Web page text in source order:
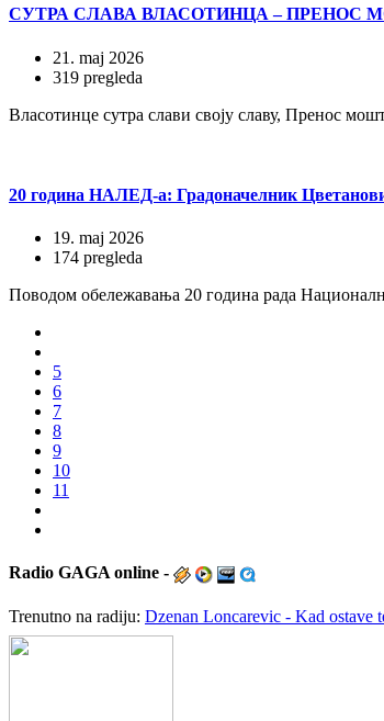
СУТРА СЛАВА ВЛАСОТИНЦА – ПРЕНОС
21. maj 2026
319 pregleda
Власотинце сутра слави своју славу, Пренос
20 година НАЛЕД-а: Градоначелник
19. maj 2026
174 pregleda
Поводом обележавања 20 година рада
5
6
7
8
9
10
11
Radio GAGA online -
Trenutno na radiju: Dzenan Loncarevic - Kad ostave